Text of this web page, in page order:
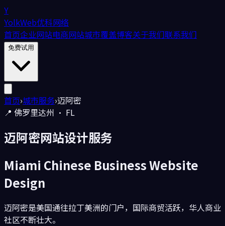
Y
YolkWeb优科网络
首页企业网站电商网站城市覆盖博客关于我们联系我们
免费试用
首页›城市服务›迈阿密
📍 佛罗里达州 · FL
迈阿密网站设计服务
Miami Chinese Business Website
Design
迈阿密是美国通往拉丁美洲的门户，国际商贸活跃，华人商业
社区不断壮大。